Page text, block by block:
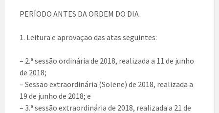
PERÍODO ANTES DA ORDEM DO DIA
1. Leitura e aprovação das atas seguintes:
– 2.ª sessão ordinária de 2018, realizada a 11 de junho
de 2018;
– Sessão extraordinária (Solene) de 2018, realizada a
19 de junho de 2018; e
– 3.ª sessão extraordinária de 2018, realizada a 21 de